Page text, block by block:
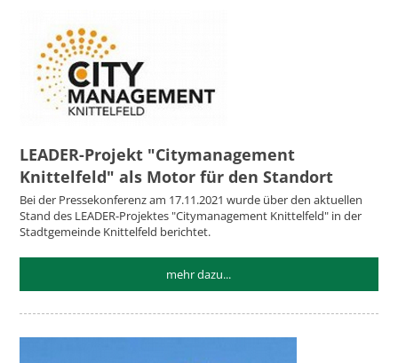
LEADER-Projekt "Citymanagement
Knittelfeld" als Motor für den Standort
Bei der Pressekonferenz am 17.11.2021 wurde über den aktuellen
Stand des LEADER-Projektes "Citymanagement Knittelfeld" in der
Stadtgemeinde Knittelfeld berichtet.
mehr dazu...